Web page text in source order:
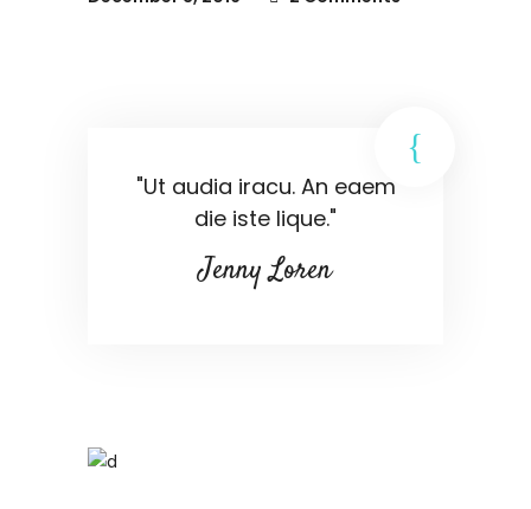
"Ut audia iracu. An eaem
die iste lique."
Jenny Loren